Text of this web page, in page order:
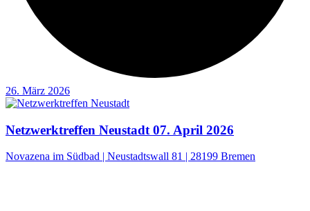
26. März 2026
Netzwerktreffen Neustadt 07. April 2026
Novazena im Südbad | Neustadtswall 81 | 28199 Bremen